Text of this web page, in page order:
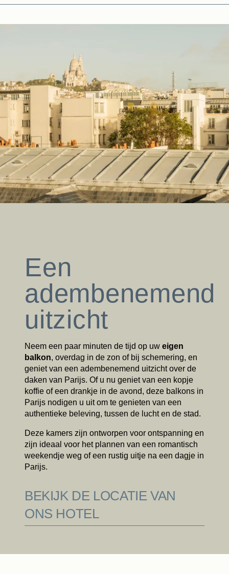
Een
adembenemend
uitzicht
Neem een ​​paar minuten de tijd op uw eigen
balkon, overdag in de zon of bij schemering, en
geniet van een adembenemend uitzicht over de
daken van Parijs. Of u nu geniet van een kopje
koffie of een drankje in de avond, deze balkons in
Parijs nodigen u uit om te genieten van een
authentieke beleving, tussen de lucht en de stad.
Deze kamers zijn ontworpen voor ontspanning en
zijn ideaal voor het plannen van een romantisch
weekendje weg of een rustig uitje na een dagje in
Parijs.
BEKIJK DE LOCATIE VAN
ONS HOTEL